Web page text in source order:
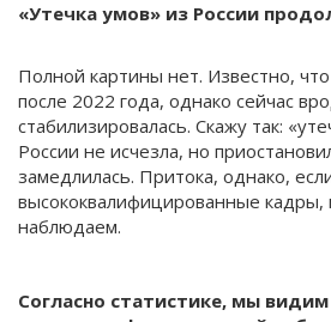
«Утечка умов» из России
Полной картины нет. Известно,
после 2022 года, однако сейчас
стабилизировалась. Скажу так:
России не исчезла, но
замедлилась. Притока, однако,
высококвалифицированные
наблюдаем.
Согласно статистике, мы